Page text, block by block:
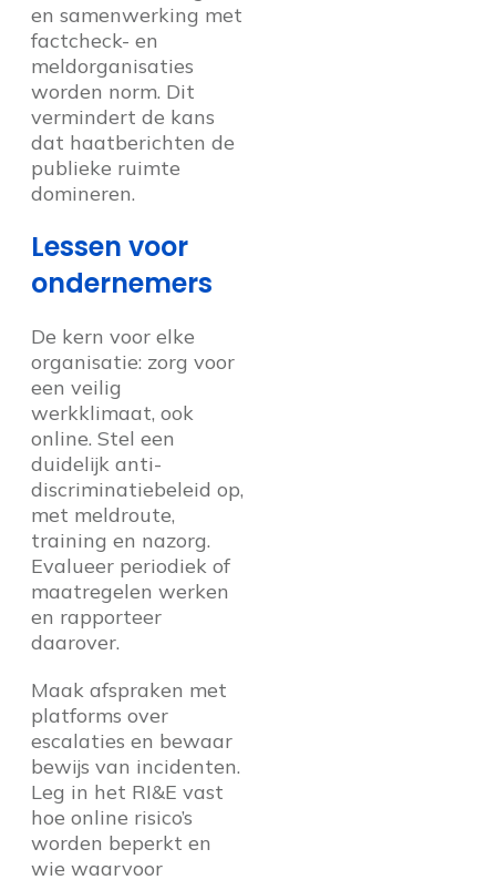
en samenwerking met
factcheck- en
meldorganisaties
worden norm. Dit
vermindert de kans
dat haatberichten de
publieke ruimte
domineren.
Lessen voor
ondernemers
De kern voor elke
organisatie: zorg voor
een veilig
werkklimaat, ook
online. Stel een
duidelijk anti-
discriminatiebeleid op,
met meldroute,
training en nazorg.
Evalueer periodiek of
maatregelen werken
en rapporteer
daarover.
Maak afspraken met
platforms over
escalaties en bewaar
bewijs van incidenten.
Leg in het RI&E vast
hoe online risico’s
worden beperkt en
wie waarvoor